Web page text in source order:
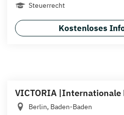
Steuerrecht
Kostenloses
VICTORIA |Internationale
Berlin, Baden-Baden